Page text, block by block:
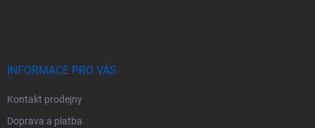
INFORMACE PRO VÁS
Kontakt prodejny
Doprava a platba